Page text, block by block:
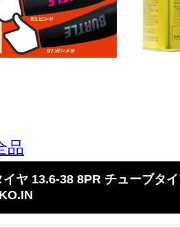
品
イヤ 13.6-38 8PR チューブタ